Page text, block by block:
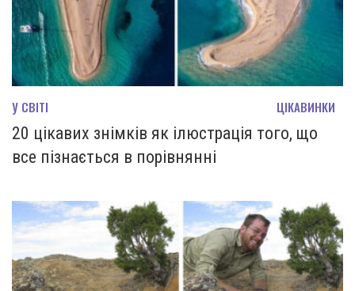
У СВІТІ ЦІКАВИНКИ
20 цікавих знімків як ілюстрація того, що
все пізнається в порівнянні